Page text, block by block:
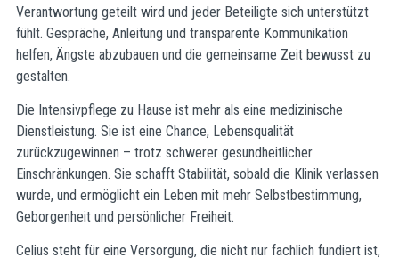
Verantwortung geteilt wird und jeder Beteiligte sich unterstützt
fühlt. Gespräche, Anleitung und transparente Kommunikation
helfen, Ängste abzubauen und die gemeinsame Zeit bewusst zu
gestalten.
Die Intensivpflege zu Hause ist mehr als eine medizinische
Dienstleistung. Sie ist eine Chance, Lebensqualität
zurückzugewinnen – trotz schwerer gesundheitlicher
Einschränkungen. Sie schafft Stabilität, sobald die Klinik verlassen
wurde, und ermöglicht ein Leben mit mehr Selbstbestimmung,
Geborgenheit und persönlicher Freiheit.
Celius steht für eine Versorgung, die nicht nur fachlich fundiert ist,